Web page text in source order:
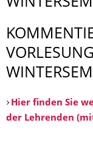
Hier finden Sie
der Lehrenden